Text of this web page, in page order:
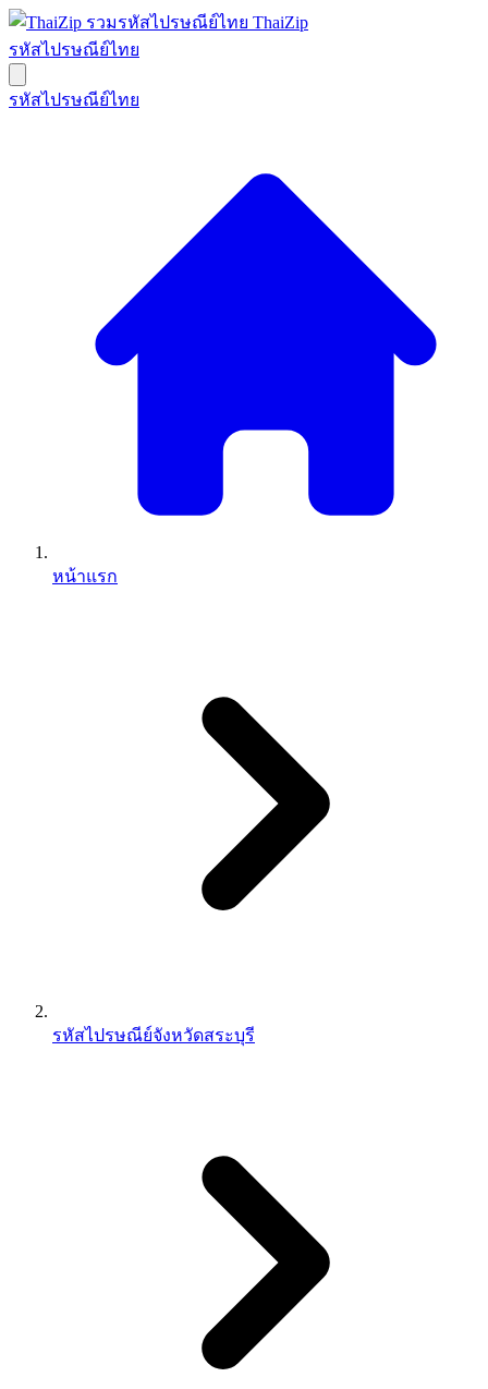
ThaiZip
รหัสไปรษณีย์ไทย
รหัสไปรษณีย์ไทย
หน้าแรก
รหัสไปรษณีย์จังหวัดสระบุรี